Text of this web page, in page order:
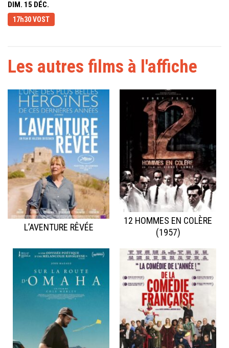
DIM. 15 DÉC.
17h30 VOST
Les autres films à l'affiche
L’AVENTURE RÊVÉE
12 HOMMES EN COLÈRE
(1957)